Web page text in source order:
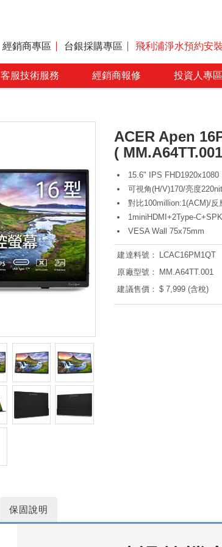
經銷商專區 台銀採購專區 飛利浦淨水預約安
客服技術服務 經銷商報修 投資人專區
ACER Apen
(
15.6" IPS FHD1920x1080
可視角(H/V)170/亮度
對比100million:1(ACM)/反
1miniHDMI+2Type-
VESA Wall 75x75mm
建達料號：
LCAC16PM1QT
原廠型號：
MM.A64TT.001
建議售價： $ 7,999 (含稅)
保固說明